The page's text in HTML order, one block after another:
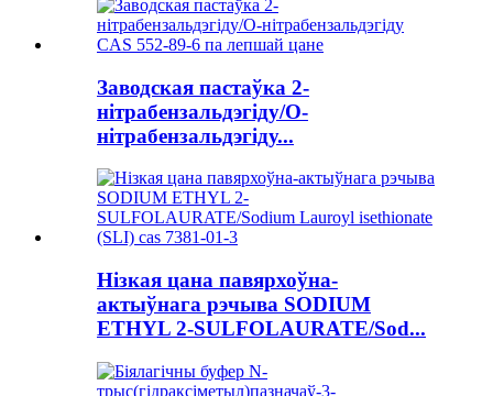
Заводская пастаўка 2-
нітрабензальдэгіду/O-
нітрабензальдэгіду...
Нізкая цана павярхоўна-
актыўнага рэчыва SODIUM
ETHYL 2-SULFOLAURATE/Sod...